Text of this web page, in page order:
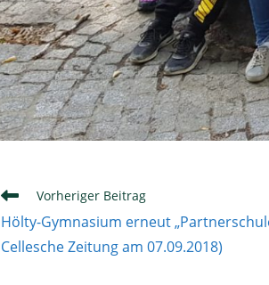
Weitere
Artikel
ansehen
Vorheriger Beitrag
Hölty-Gymnasium erneut
Cellesche Zeitung am 07.09.2018)